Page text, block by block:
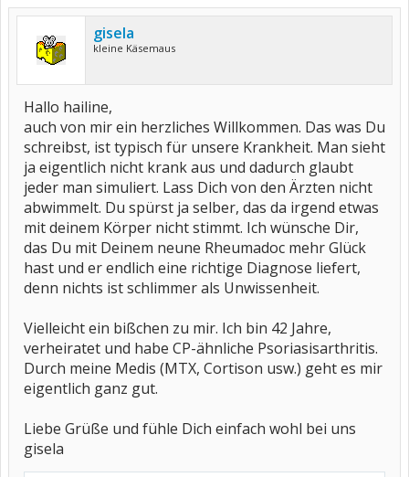
gisela
kleine Käsemaus
Hallo hailine,
auch von mir ein herzliches Willkommen. Das was Du
schreibst, ist typisch für unsere Krankheit. Man sieht
ja eigentlich nicht krank aus und dadurch glaubt
jeder man simuliert. Lass Dich von den Ärzten nicht
abwimmelt. Du spürst ja selber, das da irgend etwas
mit deinem Körper nicht stimmt. Ich wünsche Dir,
das Du mit Deinem neune Rheumadoc mehr Glück
hast und er endlich eine richtige Diagnose liefert,
denn nichts ist schlimmer als Unwissenheit.
Vielleicht ein bißchen zu mir. Ich bin 42 Jahre,
verheiratet und habe CP-ähnliche Psoriasisarthritis.
Durch meine Medis (MTX, Cortison usw.) geht es mir
eigentlich ganz gut.
Liebe Grüße und fühle Dich einfach wohl bei uns
gisela